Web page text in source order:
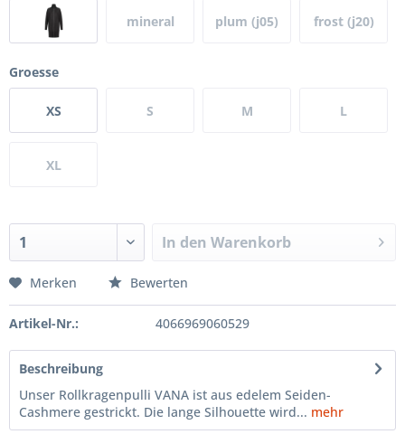
mineral plum (j05) frost (j20)
Groesse
XS S M L
XL
In den Warenkorb
Merken Bewerten
Artikel-Nr.: 4066969060529
Beschreibung
Unser Rollkragenpulli VANA ist aus edelem Seiden-
Cashmere gestrickt. Die lange Silhouette wird... mehr